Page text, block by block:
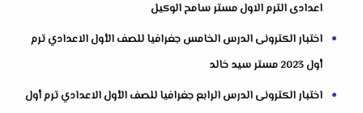
اعدادى الترم الاول مستر سامح الوكيل
اختبار الكترونى الدرس الخامس جغرافيا للصف الأول الاعدادي ترم
أول 2023 مستر سيد خالد
اختبار الكترونى الدرس الرابع جغرافيا للصف الأول الاعدادي ترم أول